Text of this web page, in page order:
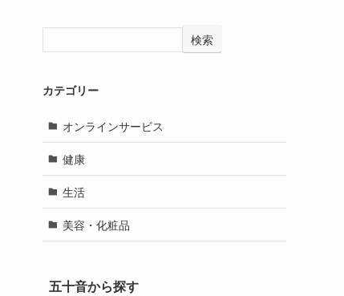
検索
カテゴリー
オンラインサービス
健康
生活
美容・化粧品
五十音から探す